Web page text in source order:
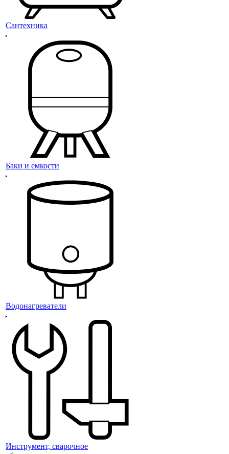
Сантехника
Баки и емкости
Водонагреватели
Инструмент, сварочное